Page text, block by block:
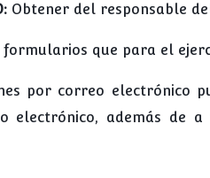
Obtener del responsable
que para el
por correo electrónico
electrónico, además de